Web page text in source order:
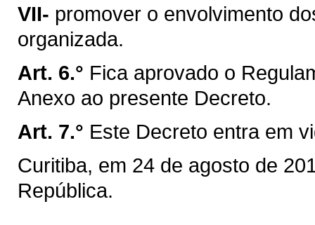
VII- promover o envolvimento
organizada.
Art. 6.° Fica aprovado o
Anexo ao presente Decreto.
Art. 7.° Este Decreto entra em
Curitiba, em 24 de agosto de
República.